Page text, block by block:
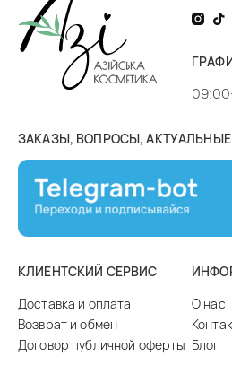
ЗАКАЗЫ, ВОПРОСЫ,
КЛИЕНТСКИЙ СЕРВИС
Доставка и оплата
Возврат и обмен
Договор публичной оферты
О нас
Блог